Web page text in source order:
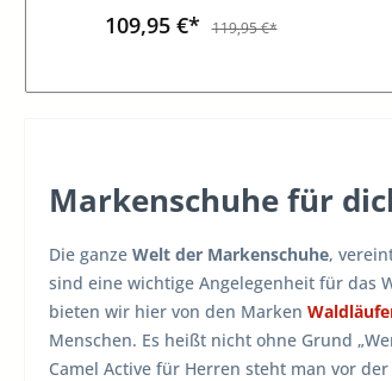
109,95 €* 119,95 €*
Markenschuhe für
Die ganze Welt der Markenschuhe,
sind eine wichtige Angelegenheit für das
bieten wir hier von den Marken
Menschen. Es heißt nicht ohne Grund
Camel Active für Herren steht man vor